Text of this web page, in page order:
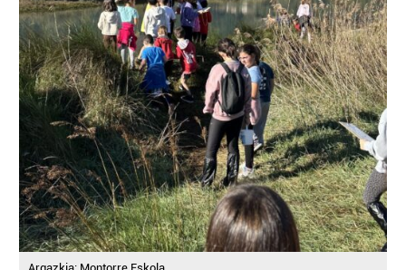
bazkideen zerrenda, beren ustez zein helburutarako
duten interes legitimoa eta horren aurka nola egin
dezakezun ikusteko.
Lortu zure datu pertsonalak prozesatzeko moduari
buruzko informazio gehiago eta ezarri zure lehentasunak
datuen atalean. Edozein unetan alda edo ken dezakezu
zure baimena Cookieen adierazpenean.
Webgune honek cookie propioak eta hirugarrenen cookie-
fitxategiak erabiltzen ditu. Zure esperientzia eta
zerbitzuak hobetzeko asmoz, cookie teknologiaz